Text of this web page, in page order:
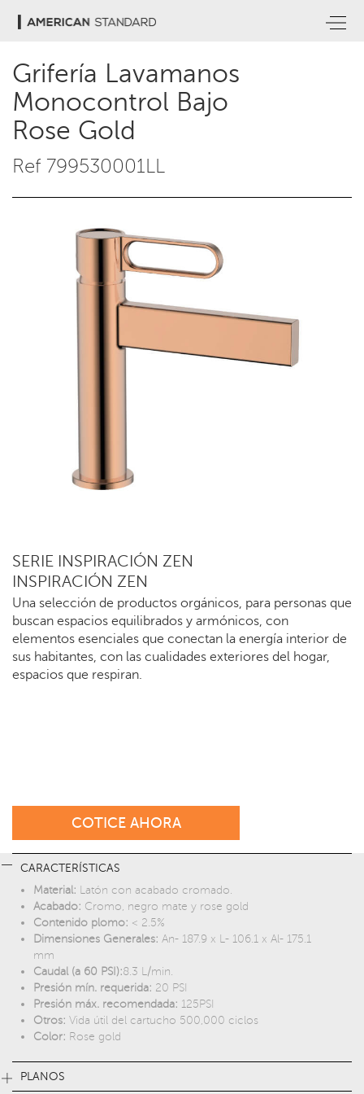
Grifería Lavamanos
Monocontrol Bajo
Rose Gold
Ref 799530001LL
SERIE INSPIRACIÓN ZEN
INSPIRACIÓN ZEN
Una selección de productos orgánicos, para personas que
buscan espacios equilibrados y armónicos, con
elementos esenciales que conectan la energía interior de
sus habitantes, con las cualidades exteriores del hogar,
espacios que respiran.
COTICE AHORA
CARACTERÍSTICAS
Material: Latón con acabado cromado.
Acabado: Cromo, negro mate y rose gold
Contenido plomo: < 2.5%
Dimensiones Generales: An- 187.9 x L- 106.1 x Al- 175.1
mm
Caudal (a 60 PSI):8.3 L/min.
Presión mín. requerida: 20 PSI
Presión máx. recomendada: 125PSI
Otros: Vida útil del cartucho 500,000 ciclos
Color: Rose gold
PLANOS